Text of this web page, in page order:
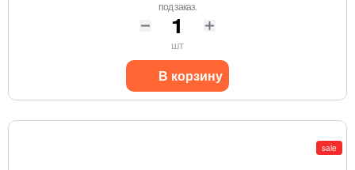
под заказ.
шт
В корзину
sale